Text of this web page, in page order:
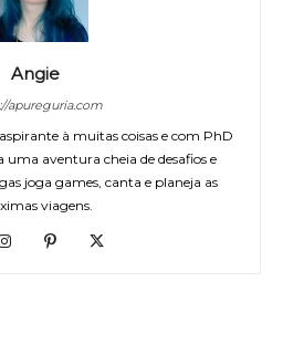
Angie
apureguria.com
à muitas coisas e com PhD
uma aventura cheia de desafios e
joga games, canta e planeja as
viagens.